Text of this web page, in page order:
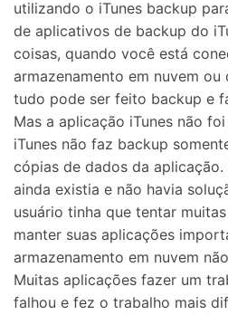
utilizando o iTunes backup
de aplicativos de backup do
coisas, quando você está
armazenamento em nuvem ou
tudo pode ser feito backup e
Mas a aplicação iTunes não
iTunes não faz backup
cópias de dados da
ainda existia e não havia
usuário tinha que tentar
manter suas aplicações
armazenamento em nuvem
Muitas aplicações fazer um
falhou e fez o trabalho mais